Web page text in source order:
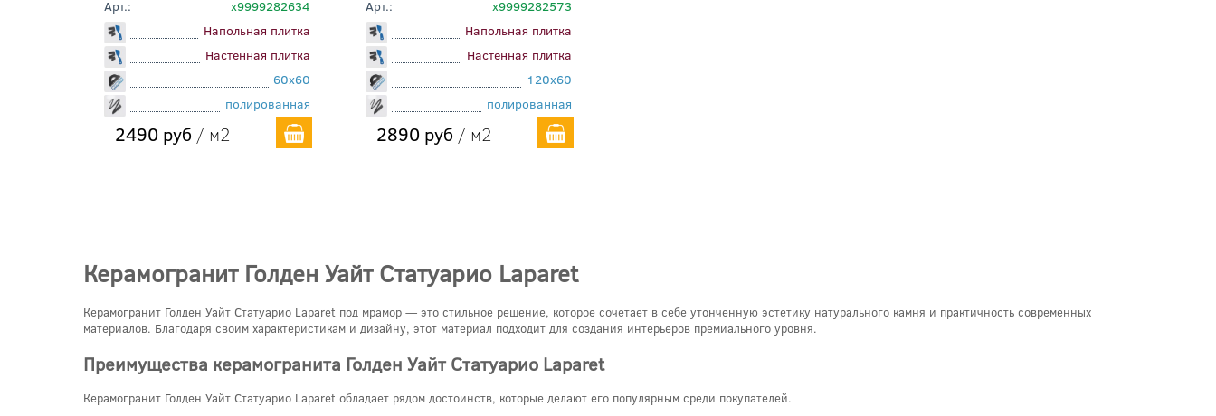
Арт.:
х9999282634
Напольная плитка
Настенная плитка
60x60
полированная
2490 руб / м2
Арт.:
х9999282573
Напольная плитка
Настенная плитка
120x60
полированная
2890 руб / м2
Керамогранит Голден Уайт Статуарио Laparet
Керамогранит Голден Уайт Статуарио Laparet под мрамор — это стильное решение, которое сочетает в себе утонченную эстетику натурального камня и практичность современных
материалов. Благодаря своим характеристикам и дизайну, этот материал подходит для создания интерьеров премиального уровня.
Преимущества керамогранита Голден Уайт Статуарио Laparet
Керамогранит Голден Уайт Статуарио Laparet обладает рядом достоинств, которые делают его популярным среди покупателей.